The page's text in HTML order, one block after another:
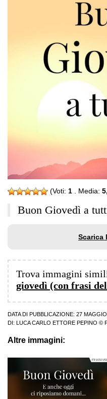
(Voti: 1 . Media:
Buon Giovedì a
Scarica
Trova immagini
giovedì (con frasi
DATA DI PUBBLICAZIONE: 27
DI:
LUCA CARLO ETTORE PEPINO ©
Altre immagini: